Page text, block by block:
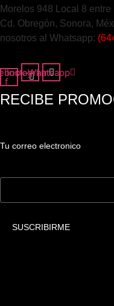
Morelos 948 Local 8
Cd. Obregón, Sonora,
nosotros al Whatsapp:
f
InstagramWhatsapp
RECIBE
Tu correo electronico